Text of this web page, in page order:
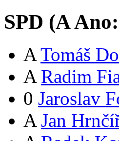
SPD (AAno:
A Tomáš
A Radim
0 Jaroslav
A Jan